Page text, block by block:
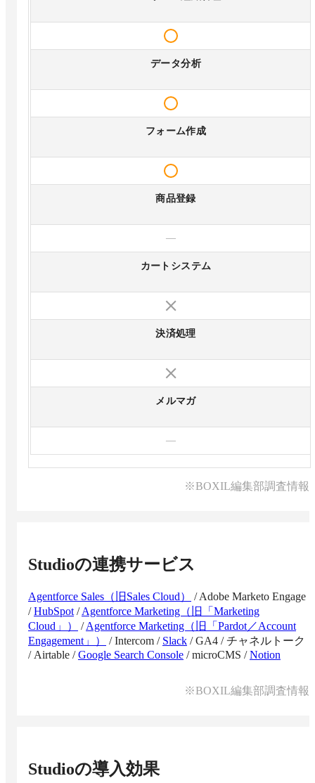
データ分析
フォーム作成
商品登録
—
カートシステム
決済処理
メルマガ
—
※BOXIL編集部調査情報
Studioの連携サービス
Agentforce Sales（旧Sales Cloud） /Adobe Marketo Engage
/HubSpot /Agentforce Marketing（旧「Marketing
Cloud」）
/Agentforce Marketing（旧「Pardot／Account
Engagement」）
/Intercom / Slack /GA4 /チャネルトーク
/ Airtable /Google Search Console /microCMS /Notion
※BOXIL編集部調査情報
Studioの導入効果